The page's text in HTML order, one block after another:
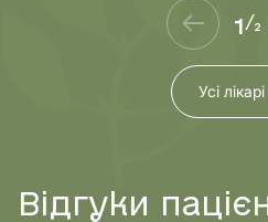
1/2
Усі лікарі
Відгуки